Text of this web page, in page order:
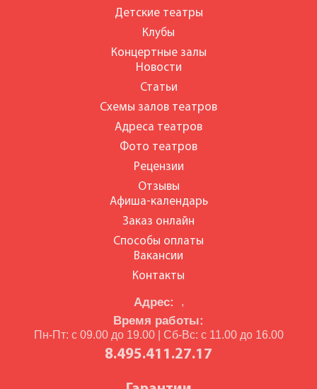
Адрес: ,
Время работы:
Пн-Пт: с 09.00 до 19.00 | Сб-Вс: с 11.00 до 16.00
8.495.411.27.17
Детские театры
Клубы
Концертные залы
Новости
Статьи
Схемы залов театров
Адреса театров
Фото театров
Рецензии
Отзывы
Афиша-календарь
Заказ онлайн
Способы оплаты
Вакансии
Контакты